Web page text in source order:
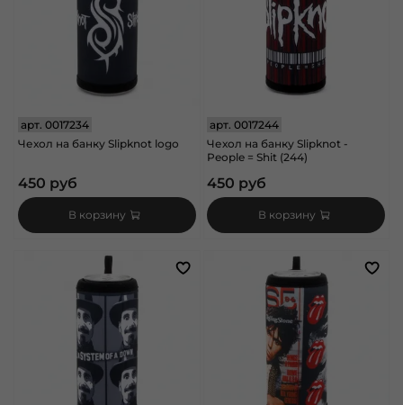
арт. 0017234
Чехол на банку Slipknot logo
450 руб
В корзину
арт.0017244
Чехол на банку Slipknot -
People = Shit (244)
450 руб
В корзину